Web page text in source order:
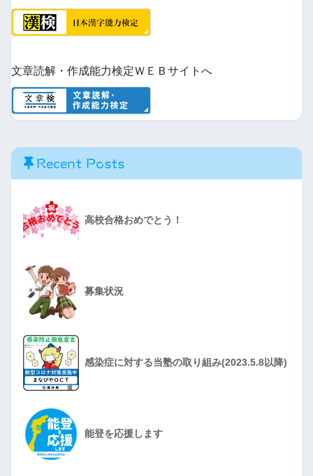
文章読解・作成能力検定ＷＥＢサイトへ
Recent Posts
高校合格おめでとう！
募集状況
感染症に対する当塾の取り組み(2023.5.8以降)
能登を応援します